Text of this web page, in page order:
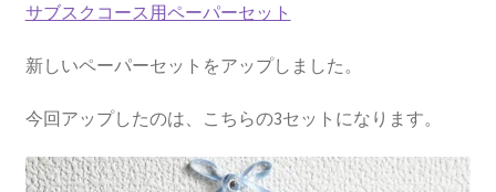
サブスクコース用ペーパーセット
新しいペーパーセットをアップしました。
今回アップしたのは、こちらの3セットになります。